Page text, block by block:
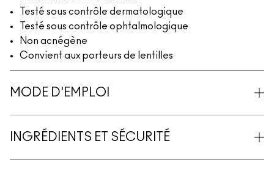
Testé sous contrôle dermatologique
Testé sous contrôle ophtalmologique
Non acnégène
Convient aux porteurs de lentilles
MODE D'EMPLOI
INGRÉDIENTS ET SÉCURITÉ